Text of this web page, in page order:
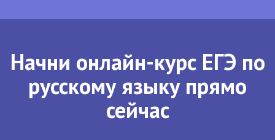
Начни онлайн-курс ЕГЭ по
русскому языку прямо
сейчас